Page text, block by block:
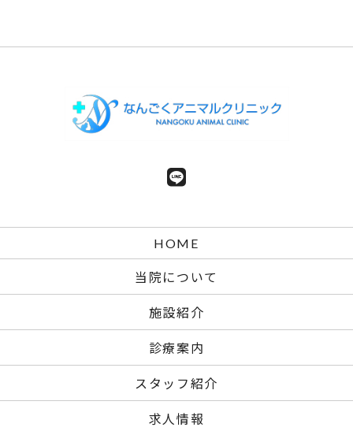
HOME
当院について
施設紹介
診療案内
スタッフ紹介
求人情報